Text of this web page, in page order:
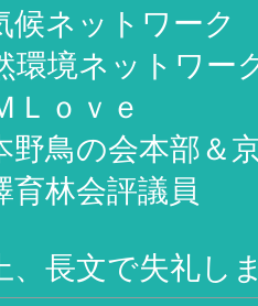
候ネットワーク
環境ネットワー
Ｌｏｖｅ
野鳥の会本部＆
育林会評議員
長文で失礼し